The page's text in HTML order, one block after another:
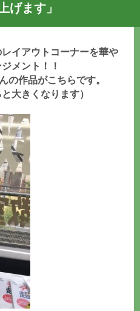
げます」
イアウトコーナーを華や
メント！！
の作品がこちらです。
大きくなります）